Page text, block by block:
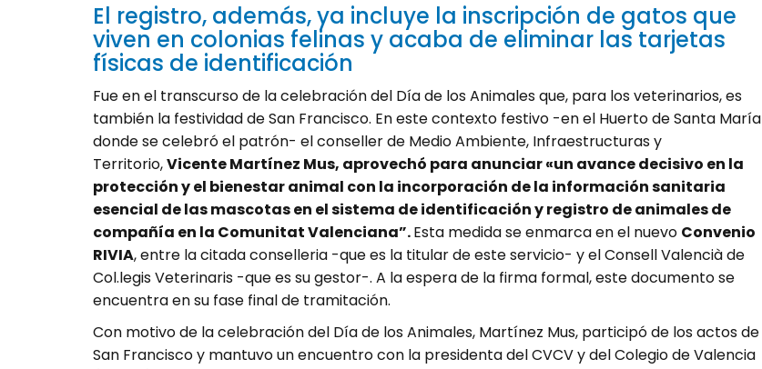
El registro, además, ya incluye la inscripción de gatos que
viven en colonias felinas y acaba de eliminar las tarjetas
físicas de identificación
Fue en el transcurso de la celebración del Día de los Animales que, para los veterinarios, es
también la festividad de San Francisco. En este contexto festivo -en el Huerto de Santa María
donde se celebró el patrón- el conseller de Medio Ambiente, Infraestructuras y
Territorio,Vicente Martínez Mus, aprovechó para anunciar «un avance decisivo en la
protección y el bienestar animal con la incorporación de la información sanitaria
esencial de las mascotas en el sistema de identificación y registro de animales de
compañía en la Comunitat Valenciana”.Esta medida se enmarca en el nuevo Convenio
RIVIA, entre la citada conselleria -que es la titular de este servicio- y el Consell Valencià de
Col.legis Veterinaris -que es su gestor-. A la espera de la firma formal, este documento se
encuentra en su fase final de tramitación.
Con motivo de la celebración del Día de los Animales, Martínez Mus, participó de los actos de
San Francisco y mantuvo un encuentro con la presidenta del CVCV y del Colegio de Valencia